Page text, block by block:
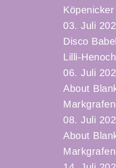
03. Juli
Disco Babel
Lilli-
06. Juli
About
08. Juli
About